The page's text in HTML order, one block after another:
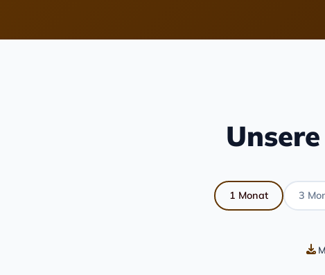
1 Monat 3